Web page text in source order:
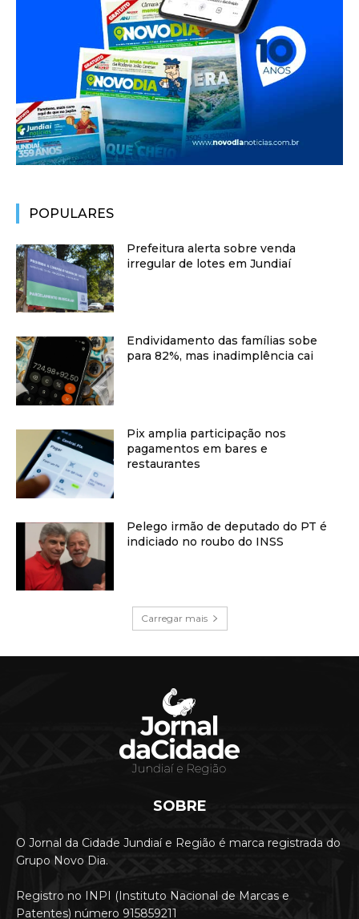
POPULARES
Prefeitura alerta sobre venda
irregular de lotes em Jundiaí
Endividamento das famílias sobe
para 82%, mas inadimplência cai
Pix amplia participação nos
pagamentos em bares e
restaurantes
Pelego irmão de deputado do PT é
indiciado no roubo do INSS
Carregar mais
SOBRE
O Jornal da Cidade Jundiaí e Região é marca registrada do
Grupo Novo Dia.
Registro no INPI (Instituto Nacional de Marcas e
Patentes) número 915859211